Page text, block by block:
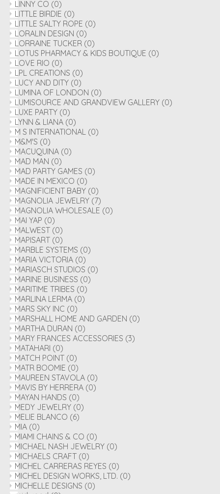
LINNY CO (0)
LITTLE BIRDIE (0)
LITTLE SALTY ROPE (0)
LORALIN DESIGN (0)
LORRAINE TUCKER (0)
LOTUS PHARMACY & KIDS BOUTIQUE (0)
LOVE RIO (0)
LPL CREATIONS (0)
LUCY AND DITY (0)
LUMINA OF LONDON (0)
LUMISOURCE AND GRANDVIEW GALLERY (0)
LUXE PARTY (0)
LYNN & LIANA (0)
M S INTERNATIONAL (0)
M&M'S (0)
MACUQUINA (0)
MAD MAN (0)
MAD PARTY GAMES (0)
MADE IN MEXICO (0)
MAGNIFICIENT BABY (0)
MAGNOLIA JEWELRY (7)
MAGNOLIA WHOLESALE (0)
MAI YAP (0)
MALWEST (0)
MAPISART (0)
MARBLE SYSTEMS (0)
MARIA VICTORIA (0)
MARIASCH STUDIOS (0)
MARINE BUSINESS (0)
MARITIME TRIBES (0)
MARLINA LERMA (0)
MARS SKY INC (0)
MARSHALL HOME AND GARDEN (0)
MARTHA DURAN (0)
MARY FRANCES ACCESSORIES (3)
MATAHARI (0)
MATCH POINT (0)
MATR BOOMIE (0)
MAUREEN STAVOLA (0)
MAVIS BY HERRERA (0)
MAYAN HANDS (0)
MEDY JEWELRY (0)
MELIE BLANCO (6)
MIA (0)
MIAMI CHAINS & CO (0)
MICHAEL NASH JEWELRY (0)
MICHAELS CRAFT (0)
MICHEL CARRERAS REYES (0)
MICHEL DESIGN WORKS, LTD. (0)
MICHELLE DESIGNS (0)